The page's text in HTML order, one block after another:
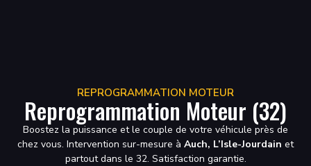
REPROGRAMMATION MOTEUR
Reprogrammation Moteur (32)
Boostez la puissance et le couple de votre véhicule près de
chez vous. Intervention sur-mesure à Auch, L’Isle-Jourdain et
partout dans le 32. Satisfaction garantie.